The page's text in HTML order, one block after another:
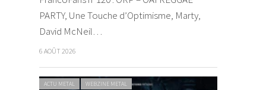
PARTY, Une Touche d’Optimisme, Marty,
David McNeil…
6 AOÛT 2026
ACTU METAL WEBZINE METAL